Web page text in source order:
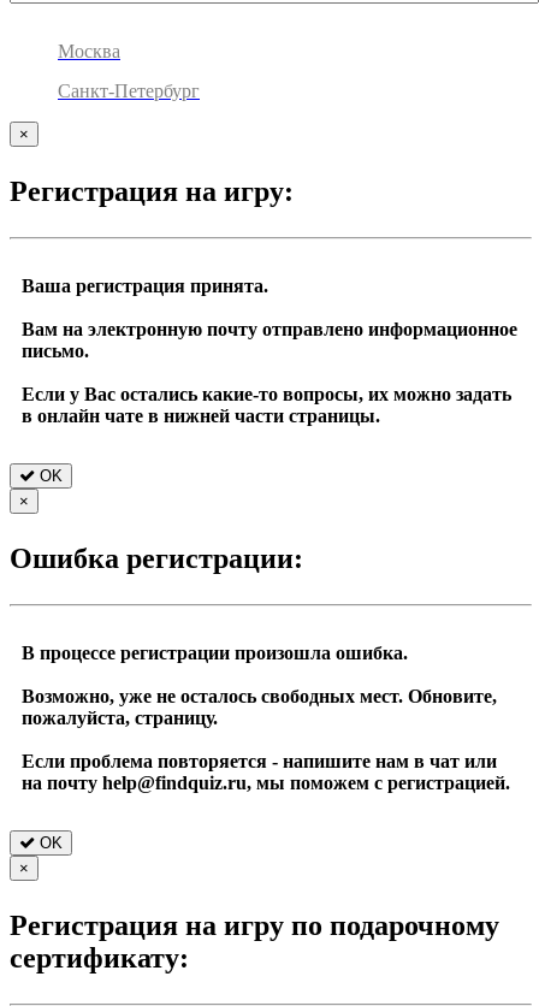
Москва
Санкт-Петербург
×
Регистрация на игру:
Ваша регистрация принята.
Вам на электронную почту отправлено информационное
письмо.
Если у Вас остались какие-то вопросы, их можно задать
в онлайн чате в нижней части страницы.
OK
×
Ошибка регистрации:
В процессе регистрации произошла ошибка.
Возможно, уже не осталось свободных мест. Обновите,
пожалуйста, страницу.
Если проблема повторяется - напишите нам в чат или
на почту help@findquiz.ru, мы поможем с регистрацией.
OK
×
Регистрация на игру по подарочному
сертификату: